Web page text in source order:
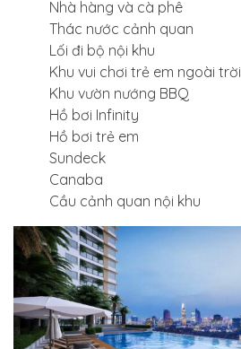
Nhà hàng và cà phê
Thác nước cảnh quan
Lối đi bộ nội khu
Khu vui chơi trẻ em ngoài trời
Khu vườn nướng BBQ
Hồ bơi Infinity
Hồ bơi trẻ em
Sundeck
Canaba
Cầu cảnh quan nội khu